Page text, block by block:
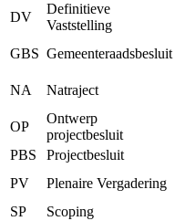
DV
Definitieve
Vaststelling
GBS Gemeenteraadsbesluit
NA
Natraject
OP
Ontwerp
projectbesluit
PBS
Projectbesluit
PV
Plenaire Vergadering
SP
Scoping